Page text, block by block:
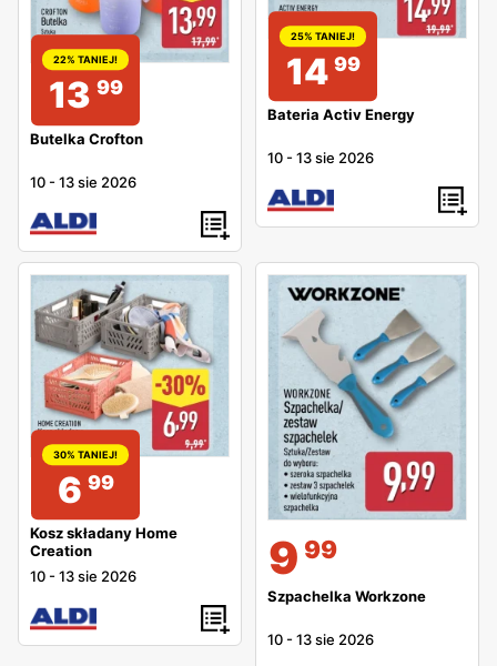
22% TANIEJ!
13 99
Butelka Crofton
10 -13 sie 2026
25% TANIEJ!
14 99
Bateria Activ Energy
10 -13 sie 2026
30% TANIEJ!
6 99
Kosz składany Home
Creation
10 -13 sie 2026 9 99
Szpachelka Workzone
10 -13 sie 2026